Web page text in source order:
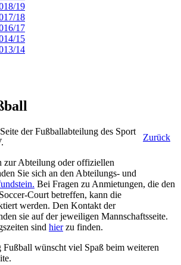
19
18
17
15
14
Zurück
der Fußballabteilung des Sport
zur Abteilung oder offiziellen
Sie sich an den Abteilungs- und
Bei Fragen zu Anmietungen, die den
Court betreffen, kann die
werden. Den Kontakt der
sie auf der jeweiligen Mannschaftsseite.
sind hierzu finden.
wünscht viel Spaß beim weiteren